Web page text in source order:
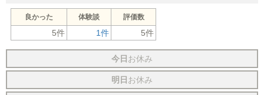
良かった 体験談 評価数
5件 1件 5件
今日 お休み
明日 お休み